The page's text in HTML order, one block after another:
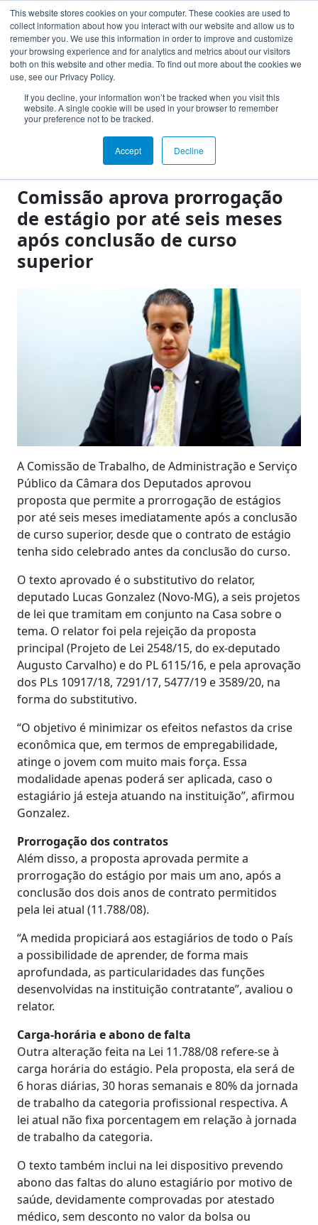
This website stores cookies on your computer. These cookies are used to
collect information about how you interact with our website and allow us to
remember you. We use this information in order to improve and customize
your browsing experience and for analytics and metrics about our visitors
both on this website and other media. To find out more about the cookies we
use, see our Privacy Policy.
If you decline, your information won’t be tracked when you visit this
website. A single cookie will be used in your browser to remember
your preference not to be tracked.
Accept Decline
Toggle navigation
Acesso Instituição
Notícias
Comissão aprova prorrogação
de estágio por até seis meses
após conclusão de curso
superior
A Comissão de Trabalho, de Administração e Serviço
Público da Câmara dos Deputados aprovou
proposta que permite a prorrogação de estágios
por até seis meses imediatamente após a conclusão
de curso superior, desde que o contrato de estágio
tenha sido celebrado antes da conclusão do curso.
O texto aprovado é o substitutivo do relator,
deputado Lucas Gonzalez (Novo-MG), a seis projetos
de lei que tramitam em conjunto na Casa sobre o
tema. O relator foi pela rejeição da proposta
principal (Projeto de Lei 2548/15, do ex-deputado
Augusto Carvalho) e do PL 6115/16, e pela aprovação
dos PLs 10917/18, 7291/17, 5477/19 e 3589/20, na
forma do substitutivo.
“O objetivo é minimizar os efeitos nefastos da crise
econômica que, em termos de empregabilidade,
atinge o jovem com muito mais força. Essa
modalidade apenas poderá ser aplicada, caso o
estagiário já esteja atuando na instituição”, afirmou
Gonzalez.
Prorrogação dos contratos
Além disso, a proposta aprovada permite a
prorrogação do estágio por mais um ano, após a
conclusão dos dois anos de contrato permitidos
pela lei atual (11.788/08).
“A medida propiciará aos estagiários de todo o País
a possibilidade de aprender, de forma mais
aprofundada, as particularidades das funções
desenvolvidas na instituição contratante”, avaliou o
relator.
Carga-horária e abono de falta
Outra alteração feita na Lei 11.788/08 refere-se à
carga horária do estágio. Pela proposta, ela será de
6 horas diárias, 30 horas semanais e 80% da jornada
de trabalho da categoria profissional respectiva. A
lei atual não fixa porcentagem em relação à jornada
de trabalho da categoria.
O texto também inclui na lei dispositivo prevendo
abono das faltas do aluno estagiário por motivo de
saúde, devidamente comprovadas por atestado
médico, sem desconto no valor da bolsa ou